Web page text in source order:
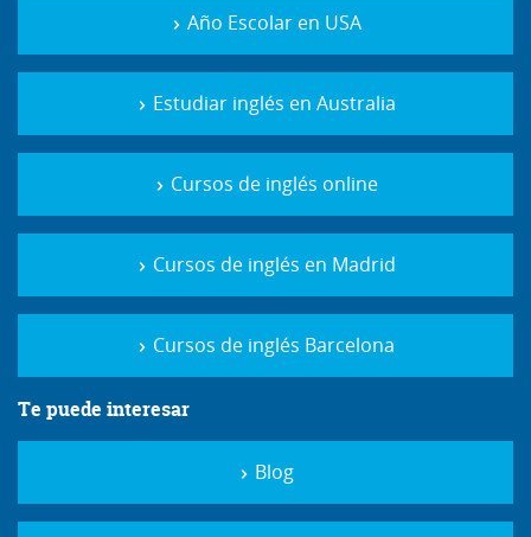
Año Escolar en USA
Estudiar inglés en Australia
Cursos de inglés online
Cursos de inglés en Madrid
Cursos de inglés Barcelona
Te puede interesar
Blog